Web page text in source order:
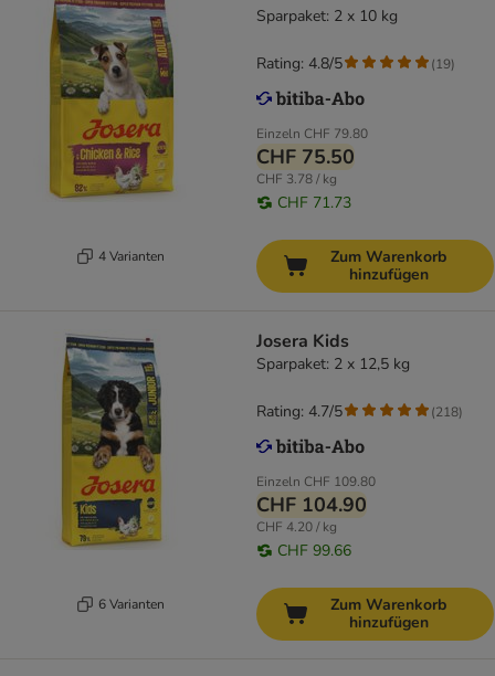
4 Varianten
Sparpaket: 2 x 10 kg
Einzeln CHF 79.80
CHF 75.50
CHF 3.78 / kg
CHF 71.73
Rating: 4.8/5 (19)
Zum Warenkorb
hinzufügen
6 Varianten
Josera Kids
Sparpaket: 2 x 12,5 kg
Einzeln CHF 109.80
CHF 104.90
CHF 4.20 / kg
CHF 99.66
Rating: 4.7/5 (218)
Zum Warenkorb
hinzufügen